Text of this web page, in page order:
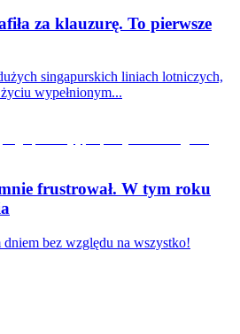
za klauzurę. To pierwsze
singapurskich liniach lotniczych,
wypełnionym...
frustrował. W tym roku
bez względu na wszystko!